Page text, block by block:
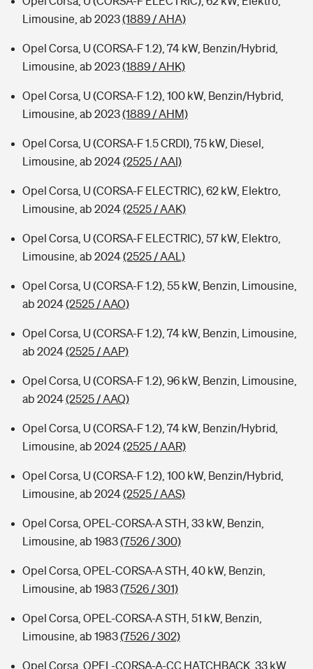
Limousine, ab 2023(1889 / AHA)
Opel Corsa, U (CORSA-F 1.2), 74 kW, Benzin/Hybrid,
Limousine, ab 2023(1889 / AHK)
Opel Corsa, U (CORSA-F 1.2), 100 kW, Benzin/Hybrid,
Limousine, ab 2023(1889 / AHM)
Opel Corsa, U (CORSA-F 1.5 CRDI), 75 kW, Diesel,
Limousine, ab 2024(2525 / AAI)
Opel Corsa, U (CORSA-F ELECTRIC), 62 kW, Elektro,
Limousine, ab 2024(2525 / AAK)
Opel Corsa, U (CORSA-F ELECTRIC), 57 kW, Elektro,
Limousine, ab 2024(2525 / AAL)
Opel Corsa, U (CORSA-F 1.2), 55 kW, Benzin, Limousine,
ab 2024(2525 / AAO)
Opel Corsa, U (CORSA-F 1.2), 74 kW, Benzin, Limousine,
ab 2024(2525 / AAP)
Opel Corsa, U (CORSA-F 1.2), 96 kW, Benzin, Limousine,
ab 2024(2525 / AAQ)
Opel Corsa, U (CORSA-F 1.2), 74 kW, Benzin/Hybrid,
Limousine, ab 2024(2525 / AAR)
Opel Corsa, U (CORSA-F 1.2), 100 kW, Benzin/Hybrid,
Limousine, ab 2024(2525 / AAS)
Opel Corsa, OPEL-CORSA-A STH, 33 kW, Benzin,
Limousine, ab 1983(7526 / 300)
Opel Corsa, OPEL-CORSA-A STH, 40 kW, Benzin,
Limousine, ab 1983(7526 / 301)
Opel Corsa, OPEL-CORSA-A STH, 51 kW, Benzin,
Limousine, ab 1983(7526 / 302)
Opel Corsa, OPEL-CORSA-A-CC HATCHBACK, 33 kW,